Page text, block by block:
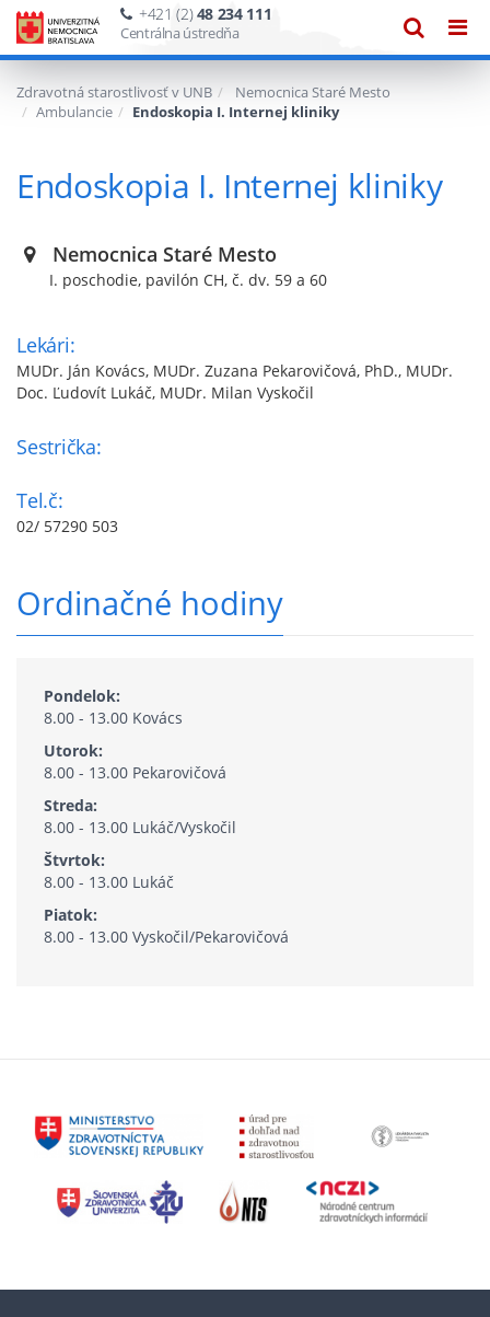
+421 (2)48 234 111
Centrálna ústredňa
Zdravotná starostlivosť v UNB
Nemocnica Staré Mesto
Ambulancie
Endoskopia I. Internej kliniky
Endoskopia I. Internej kliniky
Nemocnica Staré Mesto
I. poschodie, pavilón CH, č. dv. 59 a 60
Lekári:
MUDr. Ján Kovács, MUDr. Zuzana Pekarovičová, PhD., MUDr.
Doc. Ľudovít Lukáč, MUDr. Milan Vyskočil
Sestrička:
Tel.č:
02/ 57290 503
Ordinačné hodiny
Pondelok:
8.00 - 13.00 Kovács
Utorok:
8.00 - 13.00 Pekarovičová
Streda:
8.00 - 13.00 Lukáč/Vyskočil
Štvrtok:
8.00 - 13.00 Lukáč
Piatok:
8.00 - 13.00 Vyskočil/Pekarovičová